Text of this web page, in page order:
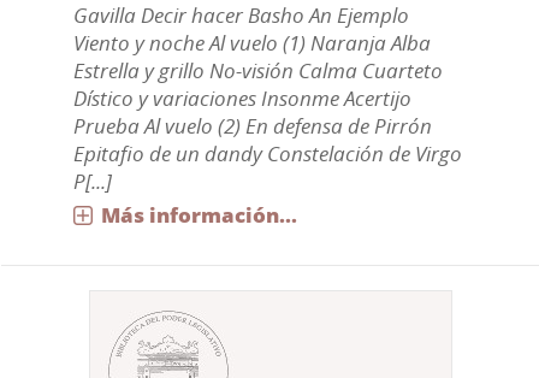
Gavilla Decir hacer Basho An Ejemplo
Viento y noche Al vuelo (1) Naranja Alba
Estrella y grillo No-visión Calma Cuarteto
Dístico y variaciones Insonme Acertijo
Prueba Al vuelo (2) En defensa de Pirrón
Epitafio de un dandy Constelación de Virgo
P[...]
Más información...